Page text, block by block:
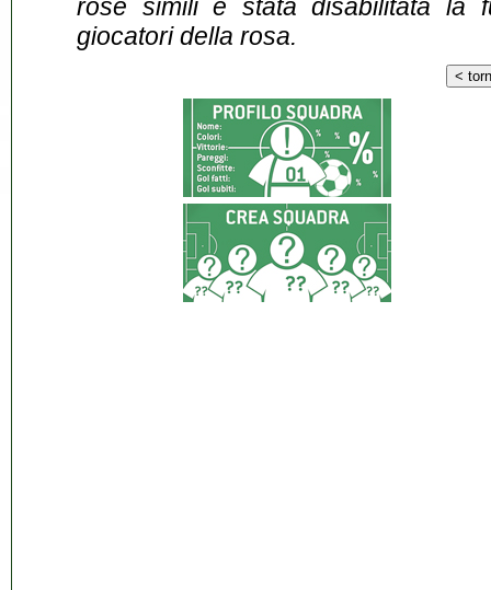
rose simili è stata disabilitata la
giocatori della rosa.